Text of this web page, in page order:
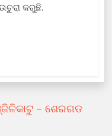
କରୁଛି.
– ଶେରଗଡ